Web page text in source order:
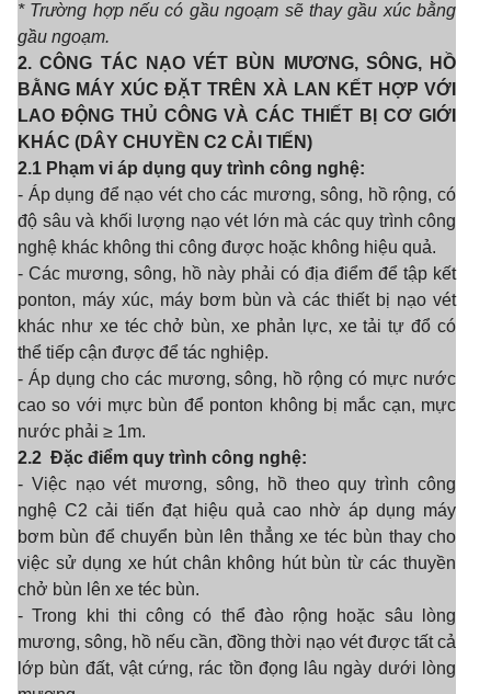
* Trường hợp nếu có gầu ngoạm sẽ thay gầu xúc bằng
gầu ngoạm.
2. CÔNG TÁC NẠO VÉT BÙN MƯƠNG, SÔNG, HỒ
BẰNG MÁY XÚC ĐẶT TRÊN XÀ LAN KẾT HỢP VỚI
LAO ĐỘNG THỦ CÔNG VÀ CÁC THIẾT BỊ CƠ GIỚI
KHÁC (DÂY CHUYỀ N C2 CẢI TIẾN)
2.1 Phạm vi áp dụng quy trình công nghệ:
- Áp dụng để nạo vét cho các mương, sông, hồ rộng, có
độ sâu và khối lượng nạo vét lớn mà các quy trình công
nghệ khác không thi công được hoặc không hiệu quả.
- Các mương, sông, hồ này phải có địa điểm để tập kết
ponton, máy xúc, máy bơm bùn và các thiết bị nạo vét
khác như xe téc chở bùn, xe phản lực, xe tải tự đổ có
thể tiếp cận được để tác nghiệp.
- Áp dụng cho các mương, sông, hồ rộng có mực nước
cao so với mực bùn để ponton không bị mắc cạn, mực
nước phải ≥ 1m.
2.2 Đặc điểm quy trình công nghệ:
- Việc nạo vét mương, sông, hồ theo quy trình công
nghệ C2 cải tiến đạt hiệu quả cao nhờ áp dụng máy
bơm bùn để chuyển bùn lên thẳng xe téc bùn thay cho
việc sử dụng xe hút chân không hút bùn từ các thuyền
chở bùn lên xe téc bùn.
- Trong khi thi công có thể đào rộng hoặc sâu lòng
mương, sông, hồ nếu cần, đồng thời nạo vét được tất cả
lớp bùn đất, vật cứng, rác tồn đọng lâu ngày dưới lòng